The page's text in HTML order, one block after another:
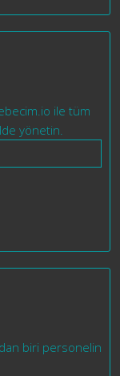
ile tüm
yönetin.
biri personelin